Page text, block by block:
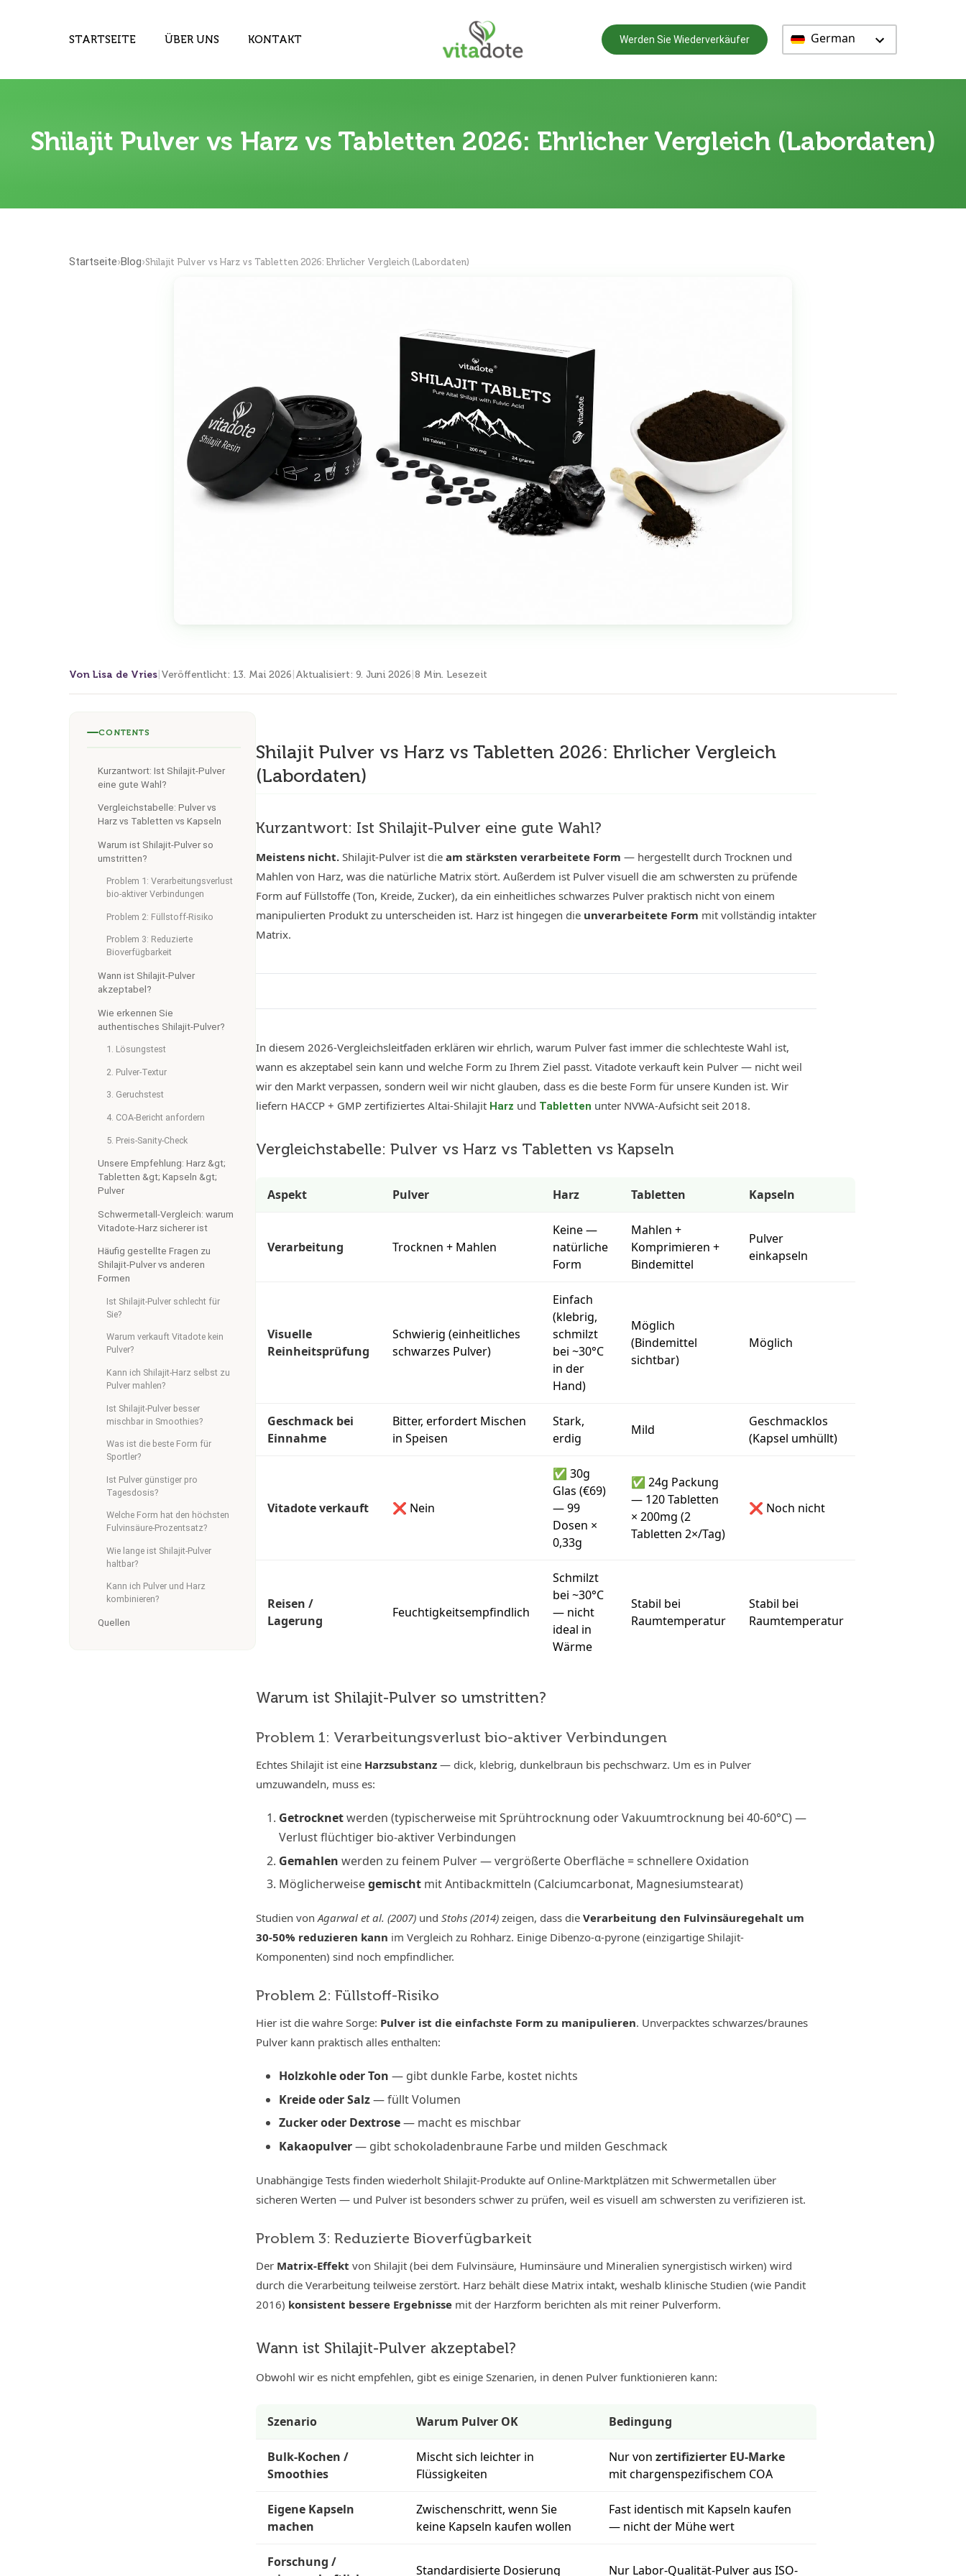
STARTSEITE ÜBER UNS KONTAKT Werden Sie Wiederverkäufer German
Shilajit Pulver vs Harz vs Tabletten 2026: Ehrlicher Vergleich (Labordaten)
Startseite›Blog›Shilajit Pulver vs Harz vs Tabletten 2026: Ehrlicher Vergleich (Labordaten)
Von Lisa de Vries Veröffentlicht: 13. Mai 2026 Aktualisiert: 9. Juni 2026 8 Min. Lesezeit
CONTENTS
Kurzantwort: Ist Shilajit-Pulver
eine gute Wahl?
Vergleichstabelle: Pulver vs
Harz vs Tabletten vs Kapseln
Warum ist Shilajit-Pulver so
umstritten?
Problem 1: Verarbeitungsverlust
bio-aktiver Verbindungen
Problem 2: Füllstoff-Risiko
Problem 3: Reduzierte
Bioverfügbarkeit
Wann ist Shilajit-Pulver
akzeptabel?
Wie erkennen Sie
authentisches Shilajit-Pulver?
1. Lösungstest
2. Pulver-Textur
3. Geruchstest
4. COA-Bericht anfordern
5. Preis-Sanity-Check
Unsere Empfehlung: Harz &gt;
Tabletten &gt; Kapseln &gt;
Pulver
Schwermetall-Vergleich: warum
Vitadote-Harz sicherer ist
Häufig gestellte Fragen zu
Shilajit-Pulver vs anderen
Formen
Ist Shilajit-Pulver schlecht für
Sie?
Warum verkauft Vitadote kein
Pulver?
Kann ich Shilajit-Harz selbst zu
Pulver mahlen?
Ist Shilajit-Pulver besser
mischbar in Smoothies?
Was ist die beste Form für
Sportler?
Ist Pulver günstiger pro
Tagesdosis?
Welche Form hat den höchsten
Fulvinsäure-Prozentsatz?
Wie lange ist Shilajit-Pulver
haltbar?
Kann ich Pulver und Harz
kombinieren?
Quellen
Shilajit Pulver vs Harz vs Tabletten 2026: Ehrlicher Vergleich
(Labordaten)
Kurzantwort: Ist Shilajit-Pulver eine gute Wahl?
Meistens nicht. Shilajit-Pulver ist die am stärksten verarbeitete Form — hergestellt durch Trocknen und
Mahlen von Harz, was die natürliche Matrix stört. Außerdem ist Pulver visuell die am schwersten zu prüfende
Form auf Füllstoffe (Ton, Kreide, Zucker), da ein einheitliches schwarzes Pulver praktisch nicht von einem
manipulierten Produkt zu unterscheiden ist. Harz ist hingegen die unverarbeitete Form mit vollständig intakter
Matrix.
In diesem 2026-Vergleichsleitfaden erklären wir ehrlich, warum Pulver fast immer die schlechteste Wahl ist,
wann es akzeptabel sein kann und welche Form zu Ihrem Ziel passt. Vitadote verkauft kein Pulver — nicht weil
wir den Markt verpassen, sondern weil wir nicht glauben, dass es die beste Form für unsere Kunden ist. Wir
liefern HACCP + GMP zertifiziertes Altai-Shilajit Harz und Tabletten unter NVWA-Aufsicht seit 2018.
Vergleichstabelle: Pulver vs Harz vs Tabletten vs Kapseln
Aspekt Pulver Harz Tabletten Kapseln
Verarbeitung Trocknen + Mahlen
Keine —
natürliche
Form
Mahlen +
Komprimieren +
Bindemittel
Pulver
einkapseln
Visuelle
Reinheitsprüfung
Schwierig (einheitliches
schwarzes Pulver)
Einfach
(klebrig,
schmilzt
bei ~30°C
in der
Hand)
Möglich
(Bindemittel
sichtbar)
Möglich
Geschmack bei
Einnahme
Bitter, erfordert Mischen
in Speisen
Stark,
erdig
Mild
Geschmacklos
(Kapsel umhüllt)
Vitadote verkauft ❌ Nein
✅ 30g
Glas (€69)
— 99
Dosen ×
0,33g
✅ 24g Packung
— 120 Tabletten
× 200mg (2
Tabletten 2×/Tag)
❌ Noch nicht
Reisen /
Lagerung
Feuchtigkeitsempfindlich
Schmilzt
bei ~30°C
— nicht
ideal in
Wärme
Stabil bei
Raumtemperatur
Stabil bei
Raumtemperatur
Warum ist Shilajit-Pulver so umstritten?
Problem 1: Verarbeitungsverlust bio-aktiver Verbindungen
Echtes Shilajit ist eine Harzsubstanz — dick, klebrig, dunkelbraun bis pechschwarz. Um es in Pulver
umzuwandeln, muss es:
Getrocknetwerden (typischerweise mit Sprühtrocknung oder Vakuumtrocknung bei 40-60°C) —
Verlust flüchtiger bio-aktiver Verbindungen
Gemahlen werden zu feinem Pulver — vergrößerte Oberfläche = schnellere Oxidation
Möglicherweisegemischt mit Antibackmitteln (Calciumcarbonat, Magnesiumstearat)
Studien vonAgarwal et al. (2007) und Stohs (2014) zeigen, dass die Verarbeitung den Fulvinsäuregehalt um
30-50% reduzieren kann im Vergleich zu Rohharz. Einige Dibenzo-α-pyrone (einzigartige Shilajit-
Komponenten) sind noch empfindlicher.
Problem 2: Füllstoff-Risiko
Hier ist die wahre Sorge: Pulver ist die einfachste Form zu manipulieren. Unverpacktes schwarzes/braunes
Pulver kann praktisch alles enthalten:
Holzkohle oder Ton — gibt dunkle Farbe, kostet nichts
Kreide oder Salz— füllt Volumen
Zucker oder Dextrose— macht es mischbar
Kakaopulver— gibt schokoladenbraune Farbe und milden Geschmack
Unabhängige Tests finden wiederholt Shilajit-Produkte auf Online-Marktplätzen mit Schwermetallen über
sicheren Werten — und Pulver ist besonders schwer zu prüfen, weil es visuell am schwersten zu verifizieren ist.
Problem 3: Reduzierte Bioverfügbarkeit
Der Matrix-Effekt von Shilajit (bei dem Fulvinsäure, Huminsäure und Mineralien synergistisch wirken) wird
durch die Verarbeitung teilweise zerstört. Harz behält diese Matrix intakt, weshalb klinische Studien (wie Pandit
2016) konsistent bessere Ergebnisse mit der Harzform berichten als mit reiner Pulverform.
Wann ist Shilajit-Pulver akzeptabel?
Obwohl wir es nicht empfehlen, gibt es einige Szenarien, in denen Pulver funktionieren kann:
Szenario Warum Pulver OK Bedingung
Bulk-Kochen /
Smoothies
Mischt sich leichter in
Flüssigkeiten
Nur von zertifizierter EU-Marke
mit chargenspezifischem COA
Eigene Kapseln
machen
Zwischenschritt, wenn Sie
keine Kapseln kaufen wollen
Fast identisch mit Kapseln kaufen
— nicht der Mühe wert
Forschung /
Standardisierte Dosierung Nur Labor-Qualität-Pulver aus ISO-